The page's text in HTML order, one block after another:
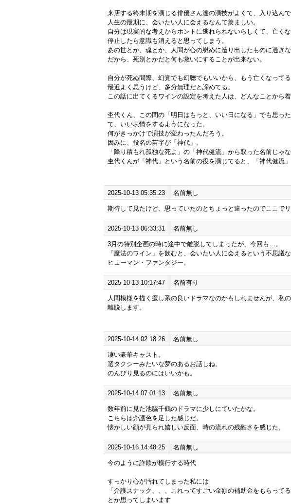
来店する終末期を演じる俳優さん達の演技がよくて、入り込んで
人生の最期に、会いたい人に会えるなんて羨ましい。
自分は現実的な考えからホントに逃れられないらしくて、亡く
停止したら意識も消えると思ってしまう。
あの世とか、魂とか、人間が心の慰めに造り出したものに過ぎ
だから、死別とかだと何も救いにすることが出来ない。
自分が死ぬ間際、幻覚でも幻聴でもいいから、もう亡くなって
最近よく思うけど、多分無理だと諦めてる。
この話に出てくるワインの設定を考えた人は、どんなことから着
杢代くん、この間の「明日はもっと、いい日になる」でも思っ
て、いい表情をするようになった。
何がきっかけで演技が変わったんだろう。
因みに、役名の苗字が「神代」。
「降り積もれ孤独な死よ」の「神代健流」から取った名前じゃ
杢代くんが「神代」という名前の役を演じてると、「神代健流」
2025-10-13 05:35:23 名前無し
期待して見たけど、思っていたのとちょっと違ったのでここでリ
2025-10-13 06:33:31 名前無し
3月の特別企画の時に途中で離脱してしまったが、今回も…。
「魔法のワイン」を飲むと、会いたい人に会えるという不思議な
ヒューマン・ファンタジー。
2025-10-13 10:17:47 名前有り
人間模様を描く癒し系の良いドラマなのかもしれませんが、私
離脱します。
2025-10-14 02:18:26 名前無し
凄い豪華キャスト。
選タクシーみたいな夢のあるお話しね。
のんびり見るのにはいいかも。
2025-10-14 07:01:13 名前無し
数年前に見た池脇千鶴のドラマに少しにていたかな。
こちらは介護色を足した感じだ。
懐かしい顔が見られ嬉しい反面、時の流れの残酷さを感じた。
2025-10-16 14:48:25 名前無し
今のように詐欺が横行する時代
すっかり心が汚れてしまった私には
「介護スナック、、、これってすごい金額の補助金をもらってる
とか思ってしまいます